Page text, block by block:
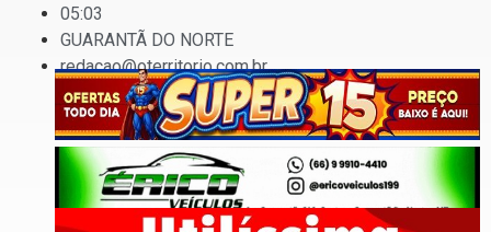
05:03
GUARANTÃ DO NORTE
redacao@oterritorio.com.br